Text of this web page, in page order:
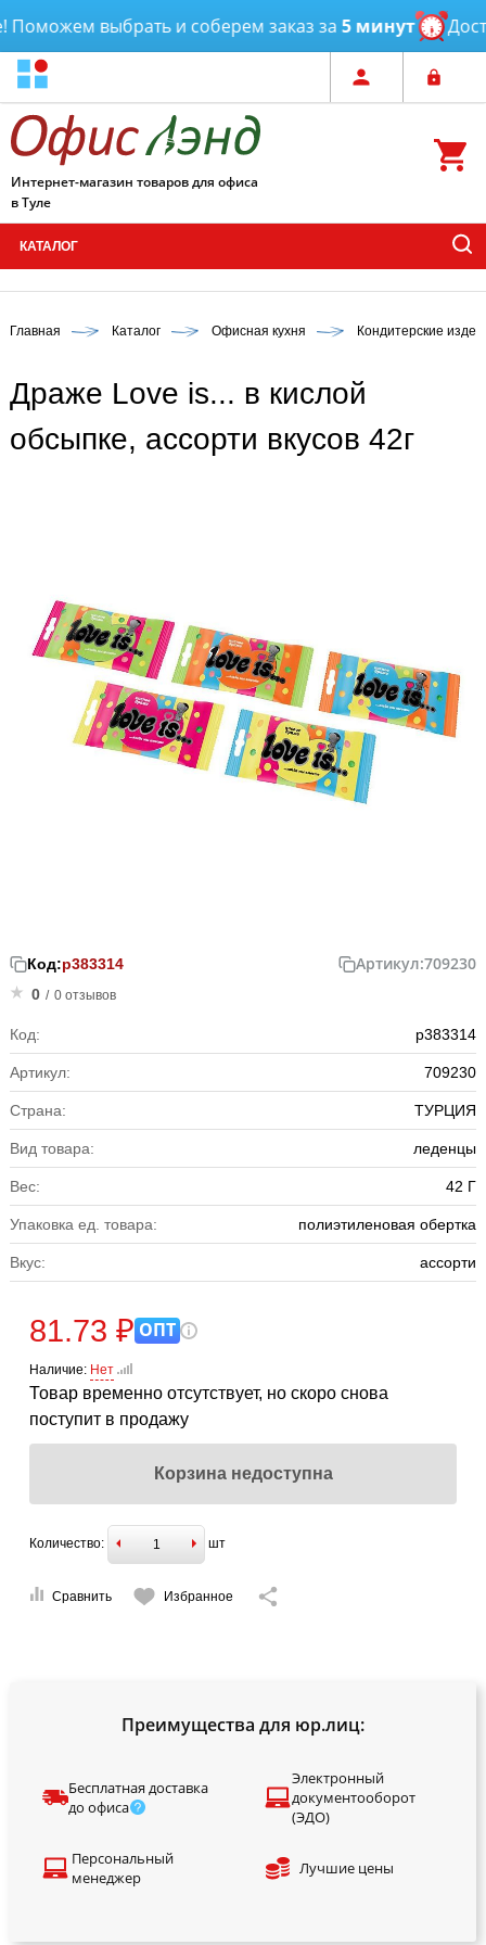
выбрать и соберем заказ за5 минут
Интернет-магазин товаров для офиса
в Туле
КАТАЛОГ
Главная Каталог Офисная кухня Кондитерские
Драже Love is... в кислой
обсыпке, ассорти вкусов 42г
Код:р383314 Артикул:709230
0 / 0 отзывов
Код: р383314
Артикул: 709230
Страна: ТУРЦИЯ
Вид товара: леденцы
Вес: 42 Г
Упаковка ед. товара: полиэтиленовая обертка
Вкус: ассорти
81.73 ₽ ОПТ
Наличие: Нет
Товар временно отсутствует, но скоро снова
поступит в продажу
Корзина недоступна
Количество: шт
Сравнить Избранное
Преимущества для юр.лиц:
Бесплатная доставка
до офиса
Электронный
документооборот
(ЭДО)
Персональный
менеджер
Лучшие цены